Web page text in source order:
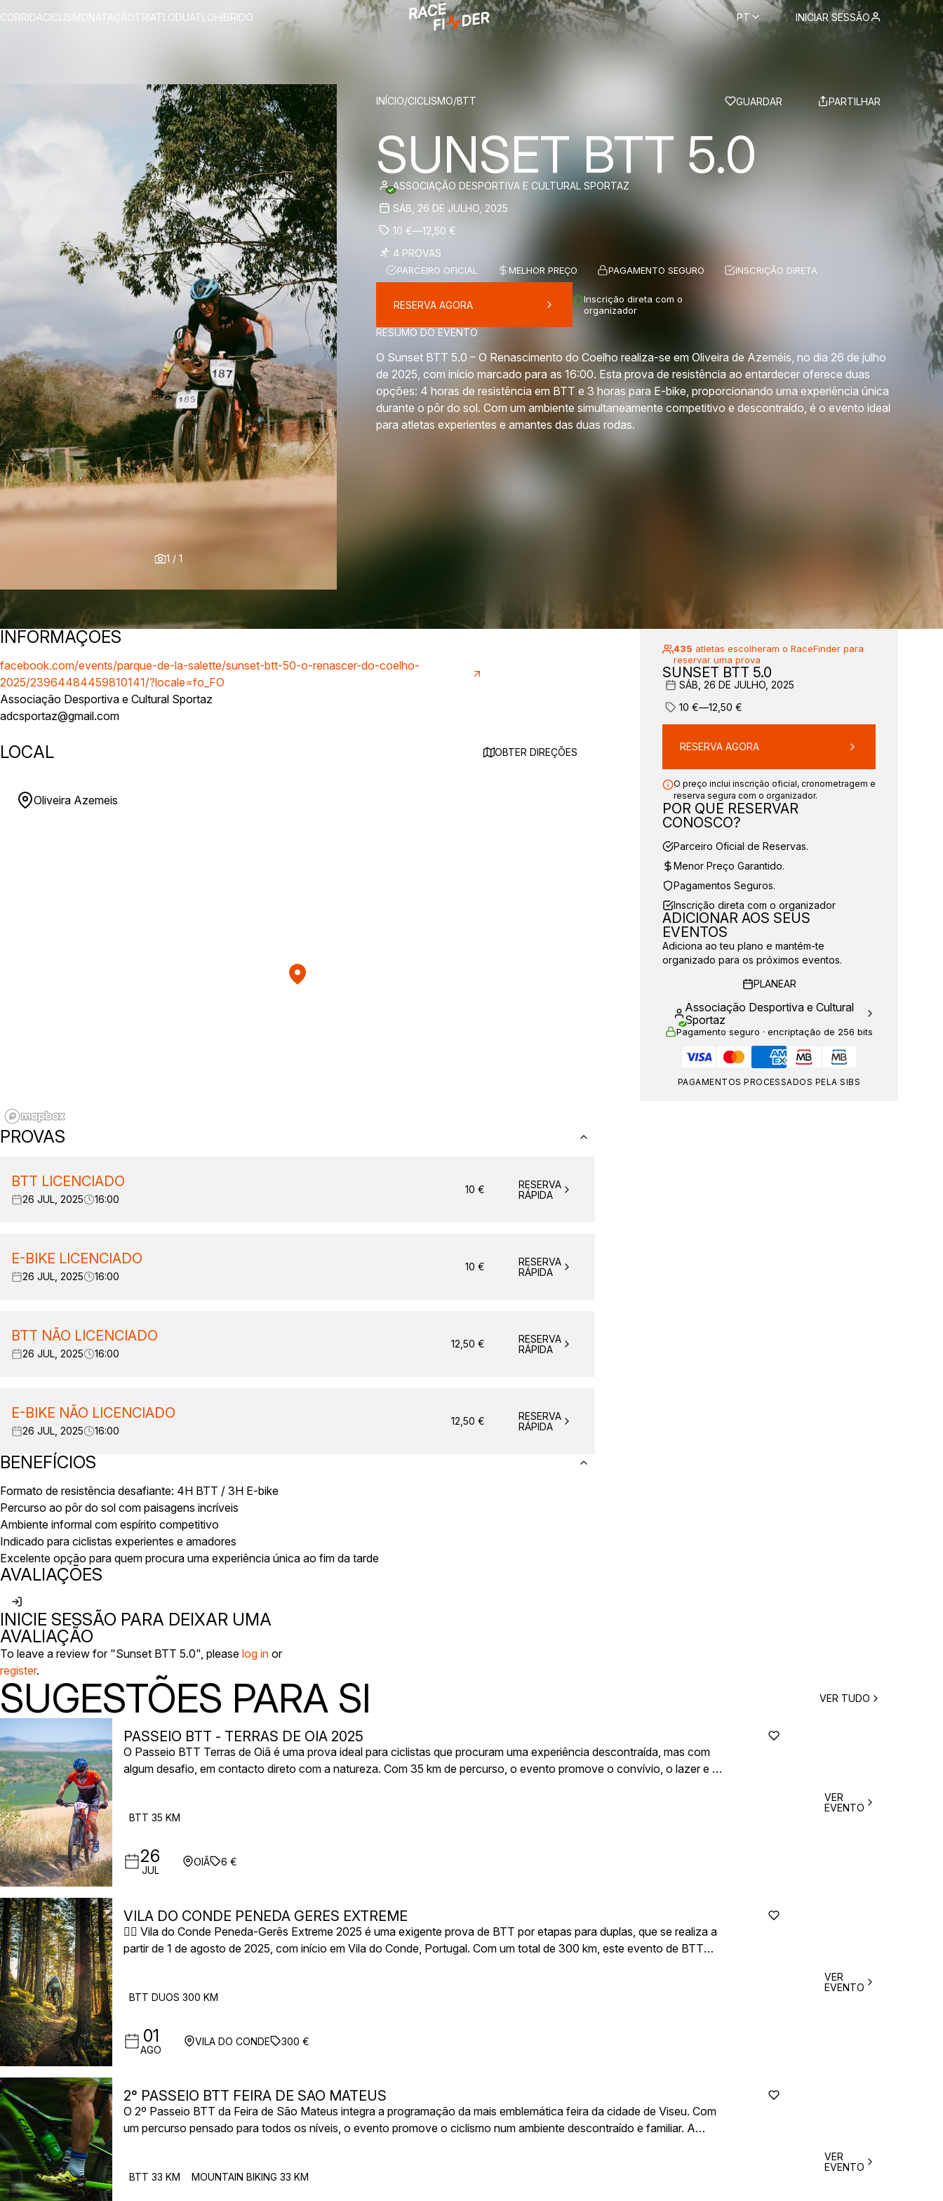
CORRIDACICLISMONATAÇÃOTRIATLODUATLOHÍBRIDO PT INICIAR SESSÃO
1 / 1
BREADCRUMBS
INÍCIO/CICLISMO/BTT GUARDAR PARTILHAR
SUNSET BTT 5.0
ASSOCIAÇÃO DESPORTIVA E CULTURAL SPORTAZ
SÁB, 26 DE JULHO, 2025
10 €—12,50 €
4 PROVAS
PARCEIRO OFICIAL MELHOR PREÇO PAGAMENTO SEGURO INSCRIÇÃO DIRETA
RESERVA AGORA
Inscrição direta com o
organizador
RESUMO DO EVENTO
O Sunset BTT 5.0 – O Renascimento do Coelho realiza-se em Oliveira de Azeméis, no dia 26 de julho
de 2025, com início marcado para as 16:00. Esta prova de resistência ao entardecer oferece duas
opções: 4 horas de resistência em BTT e 3 horas para E-bike, proporcionando uma experiência única
durante o pôr do sol. Com um ambiente simultaneamente competitivo e descontraído, é o evento ideal
para atletas experientes e amantes das duas rodas.
INFORMAÇÕES
facebook.com/events/parque-de-la-salette/sunset-btt-50-o-renascer-do-coelho-
2025/23964484459810141/?locale=fo_FO
Associação Desportiva e Cultural Sportaz
adcsportaz@gmail.com
LOCAL OBTER DIREÇÕES
Oliveira Azemeis
PROVAS
BTT LICENCIADO
26 JUL, 2025 16:00
10 €
RESERVA
RÁPIDA
E-BIKE LICENCIADO
26 JUL, 2025 16:00
10 €
RESERVA
RÁPIDA
BTT NÃO LICENCIADO
26 JUL, 2025 16:00
12,50 €
RESERVA
RÁPIDA
E-BIKE NÃO LICENCIADO
26 JUL, 2025 16:00
12,50 €
RESERVA
RÁPIDA
BENEFÍCIOS
Formato de resistência desafiante: 4H BTT / 3H E-bike
Percurso ao pôr do sol com paisagens incríveis
Ambiente informal com espírito competitivo
Indicado para ciclistas experientes e amadores
Excelente opção para quem procura uma experiência única ao fim da tarde
AVALIAÇÕES
INICIE SESSÃO PARA DEIXAR UMA
AVALIAÇÃO
To leave a review for "Sunset BTT 5.0", please log in or
register.
435 atletas escolheram o RaceFinder para
reservar uma prova
SUNSET BTT 5.0
SÁB, 26 DE JULHO, 2025
10 €—12,50 €
RESERVA AGORA
O preço inclui inscrição oficial, cronometragem e
reserva segura com o organizador.
POR QUE RESERVAR
CONOSCO?
Parceiro Oficial de Reservas.
Menor Preço Garantido.
Pagamentos Seguros.
Inscrição direta com o organizador
ADICIONAR AOS SEUS
EVENTOS
Adiciona ao teu plano e mantém-te
organizado para os próximos eventos.
PLANEAR
Associação Desportiva e Cultural
Sportaz
Pagamento seguro · encriptação de 256 bits
PAGAMENTOS PROCESSADOS PELA SIBS
SUGESTÕES PARA SI VER TUDO
PASSEIO BTT - TERRAS DE OIÃ 2025
O Passeio BTT Terras de Oiã é uma prova ideal para ciclistas que procuram uma experiência descontraída, mas com
algum desafio, em contacto direto com a natureza. Com 35 km de percurso, o evento promove o convívio, o lazer e a
BTT 35 KM
26
JUL
OIÃ 6 €
VER
EVENTO
VILA DO CONDE PENEDA GERÊS EXTREME
🚵‍♂️ Vila do Conde Peneda-Gerês Extreme 2025 é uma exigente prova de BTT por etapas para duplas, que se realiza a
partir de 1 de agosto de 2025, com início em Vila do Conde, Portugal. Com um total de 300 km, este evento de BTT
Esta aventura extrema foi pensada para equipas de dois atletas, exigindo não só resistência física, mas também uma
BTT DUOS 300 KM
01
AGO
VILA DO CONDE 300 €
VER
EVENTO
2° PASSEIO BTT FEIRA DE SÃO MATEUS
O 2º Passeio BTT da Feira de São Mateus integra a programação da mais emblemática feira da cidade de Viseu. Com
um percurso pensado para todos os níveis, o evento promove o ciclismo num ambiente descontraído e familiar. A
BTT 33 KM MOUNTAIN BIKING 33 KM
VER
EVENTO